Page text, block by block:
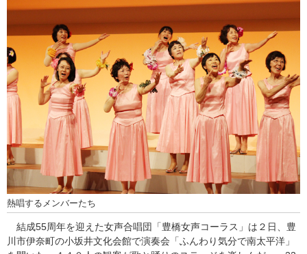
熱唱するメンバーたち
結成55周年を迎えた女声合唱団「豊橋女声コーラス」は２日、豊
川市伊奈町の小坂井文化会館で演奏会「ふんわり気分で南太平洋」